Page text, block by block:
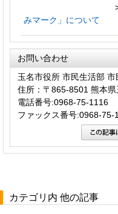
みマーク」について
お問い合わせ
玉名市役所 市民生活部 市
住所：〒865-8501 熊本
電話番号:0968-75-1116
ファックス番号:0968-75-
カテゴリ内 他の記事